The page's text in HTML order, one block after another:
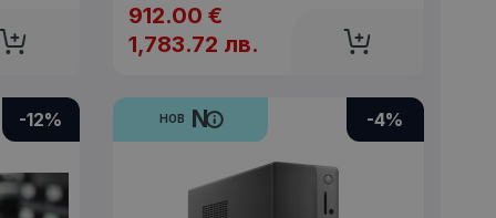
RAM памет: 16GB 4800MT/s (1x16GB)
: Windows 11 Pro
912.00 €
1,783.72 лв.
-12% НОВ N -4%